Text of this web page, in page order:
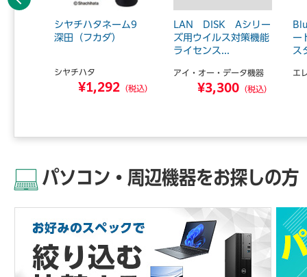
シヤチハタネーム9
深田（フカダ）
シヤチハタ
¥1,292 （税込）
LAN DISK Aシリー
ズ用ウイルス対策機能
ライセンス...
アイ・オー・データ機器
¥3,300 （税込）
ー
ス
エ
前へ
パソコン・周辺機器をお探しの方